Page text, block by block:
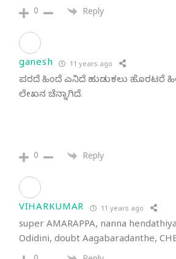
0 Reply
ganesh 11 years ago
ಪರದೆ ಹಿಂದೆ ಎನಿದೆ ಹುಡುಕಲು ಹೊರಟರೆ
ಲೇಖನ ಚೆನ್ನಾಗಿದೆ.
0 Reply
VIHARKUMAR 11 years ago
super AMARAPPA, nanna
Odidini, doubt Aagabaradanthe,